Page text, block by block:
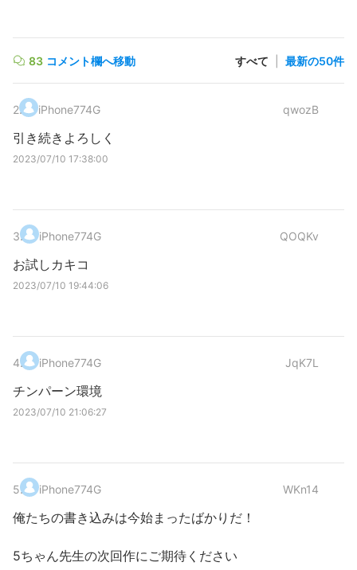
83 コメント欄へ移動 すべて 最新の50件
2. iPhone774G qwozB
引き続きよろしく
2023/07/10 17:38:00
3. iPhone774G QOQKv
お試しカキコ
2023/07/10 19:44:06
4. iPhone774G JqK7L
チンパーン環境
2023/07/10 21:06:27
5. iPhone774G WKn14
俺たちの書き込みは今始まったばかりだ！
5ちゃん先生の次回作にご期待ください